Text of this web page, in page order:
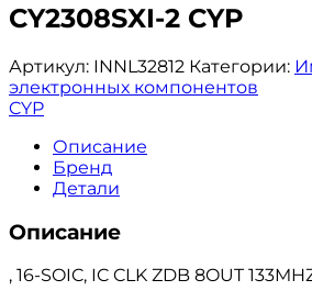
CY2308SXI-2 CYP
Артикул: INNL32812 Категории:
электронных компонентов
CYP
Описание
Бренд
Детали
Описание
, 16-SOIC, IC CLK ZDB 8OUT